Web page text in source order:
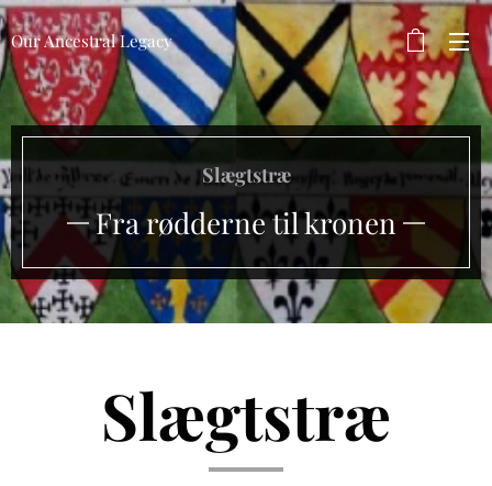
Our Ancestral Legacy
Slægtstræ
Fra rødderne til kronen
Slægtstræ